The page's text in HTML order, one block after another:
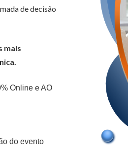
de decisão
mais
Online e AO
do evento